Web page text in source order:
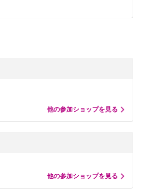
他の参加ショップを見る
他の参加ショップを見る